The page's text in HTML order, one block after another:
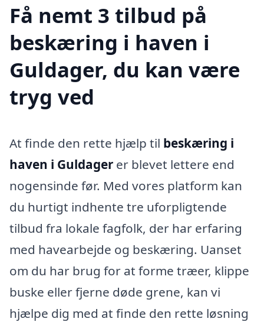
Få nemt 3 tilbud på
beskæring i haven i
Guldager, du kan være
tryg ved
At finde den rette hjælp til beskæring i
haven i Guldager er blevet lettere end
nogensinde før. Med vores platform kan
du hurtigt indhente tre uforpligtende
tilbud fra lokale fagfolk, der har erfaring
med havearbejde og beskæring. Uanset
om du har brug for at forme træer, klippe
buske eller fjerne døde grene, kan vi
hjælpe dig med at finde den rette løsning